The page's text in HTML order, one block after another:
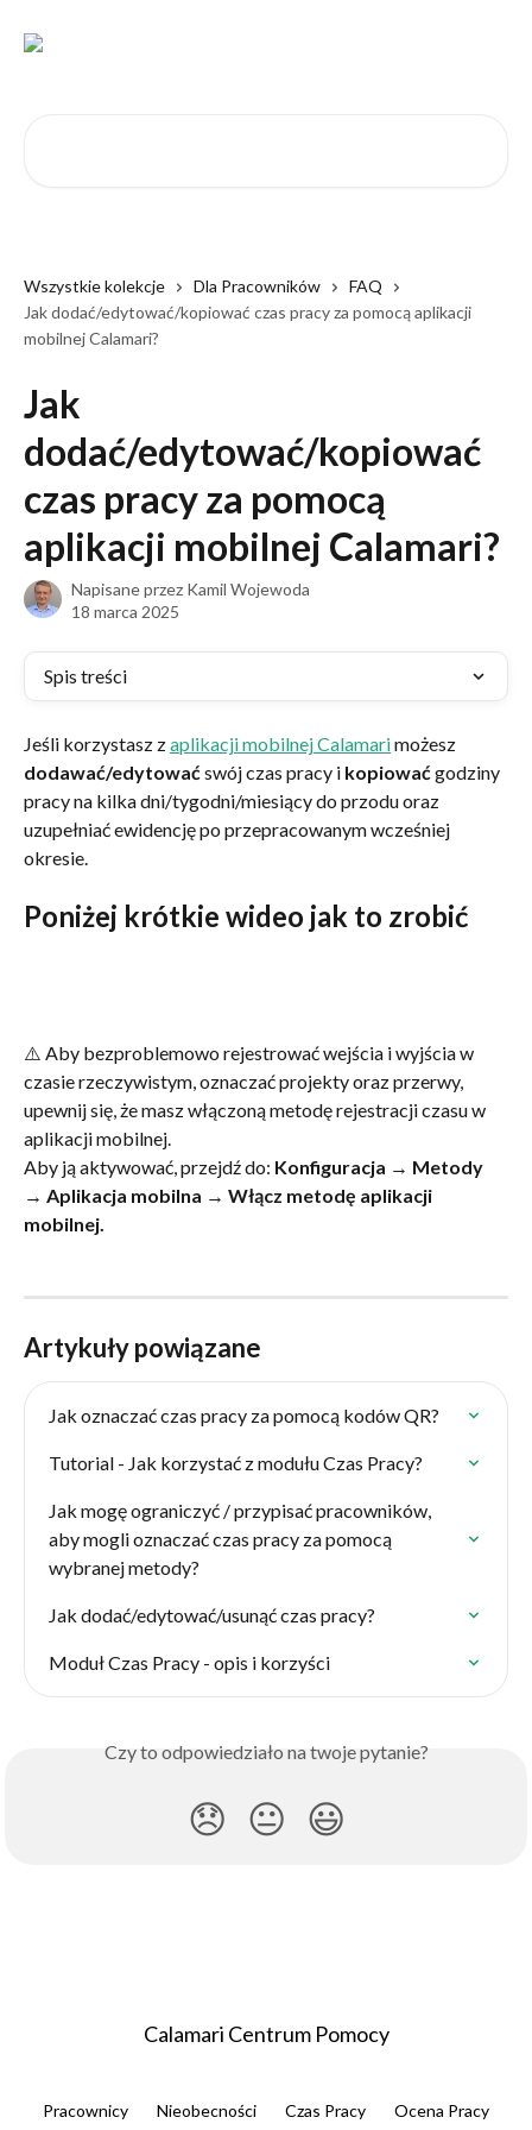
Wszystkie kolekcje Dla Pracowników
FAQ
Jak dodać/edytować/kopiować czas pracy za pomocą aplikacji
mobilnej Calamari?
Jak
dodać/edytować/kopiować
czas pracy za pomocą
aplikacji mobilnej Calamari?
Napisane przez Kamil Wojewoda
18 marca 2025
Spis treści
Jeśli korzystasz z aplikacji mobilnej Calamari możesz
dodawać/edytować swój czas pracy i kopiować godziny
pracy na kilka dni/tygodni/miesiący do przodu oraz
uzupełniać ewidencję po przepracowanym wcześniej
okresie.
Poniżej krótkie wideo jak to zrobić
⚠️ Aby bezproblemowo rejestrować wejścia i wyjścia w
czasie rzeczywistym, oznaczać projekty oraz przerwy,
upewnij się, że masz włączoną metodę rejestracji czasu w
aplikacji mobilnej.
Aby ją aktywować, przejdź do: Konfiguracja → Metody
→ Aplikacja mobilna → Włącz metodę aplikacji
mobilnej.
Artykuły powiązane
Jak oznaczać czas pracy za pomocą kodów QR?
Tutorial - Jak korzystać z modułu Czas Pracy?
Jak mogę ograniczyć / przypisać pracowników,
aby mogli oznaczać czas pracy za pomocą
wybranej metody?
Jak dodać/edytować/usunąć czas pracy?
Moduł Czas Pracy - opis i korzyści
Czy to odpowiedziało na twoje pytanie?
😞 😐 😃
Calamari Centrum Pomocy
Pracownicy Nieobecności Czas Pracy Ocena Pracy